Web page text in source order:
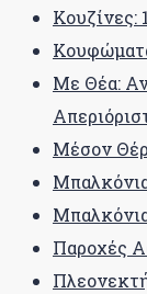
Κουζίνες: 1
Με Θέα:
Μέσον
Παροχές